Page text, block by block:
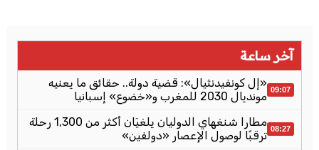
آخر ساعة
09:07 «إل كونفيدنثيال»: قضية دولة.. حقائق ما يعنيه
مونديال 2030 للمغرب و«خضوع» إسبانيا
08:27
مطارا شنغهاي الدوليان يلغيَان أكثر من 1,300 رحلة
ترقبًا لوصول الإعصار «دولفين»